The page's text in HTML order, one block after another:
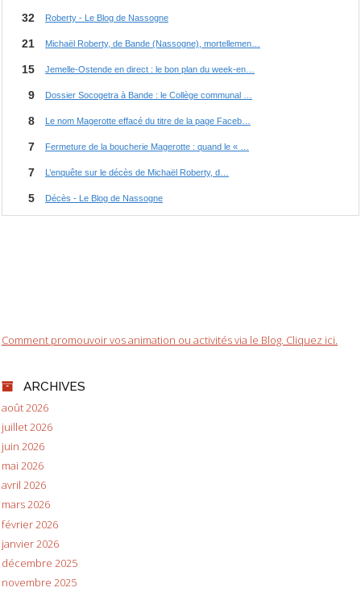
Comment promouvoir vos animation ou activités via le Blog. Cliquez ici.
ARCHIVES
août 2026
juillet 2026
juin 2026
mai 2026
avril 2026
mars 2026
février 2026
janvier 2026
décembre 2025
novembre 2025